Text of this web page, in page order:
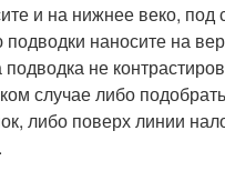
и на нижнее веко,
наносите на
не
случае либо подобрать
либо поверх линии